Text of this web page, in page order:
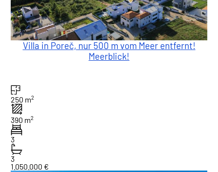
Villa in Poreč, nur 500 m vom Meer entfernt!
Meerblick!
250 m2
390 m2
3
3
1.050.000 €